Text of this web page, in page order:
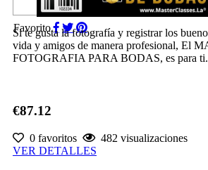
Favorito
Si te gusta la fotografía y registrar los
vida y amigos de manera profesional, El
FOTOGRAFIA PARA BODAS, es para ti.
€87.12
0 favoritos
482 visualizaciones
VER DETALLES